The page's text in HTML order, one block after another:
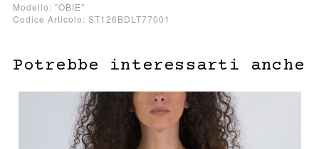
Modello: "OBIE"
Codice Articolo: ST126BDLT77001
Potrebbe interessarti anche